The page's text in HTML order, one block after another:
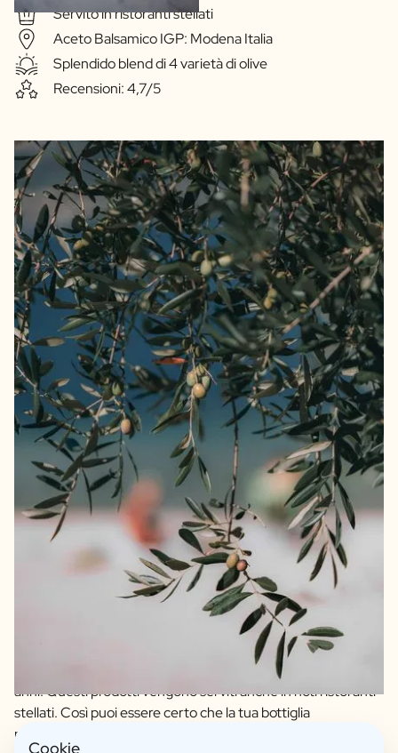
Servito in ristoranti stellati
Aceto Balsamico IGP: Modena Italia
Splendido blend di 4 varietà di olive
Recensioni: 4,7/5
Garantiamo la qualità e offriamo solo prodotti in cui
crediamo pienamente. Il nostro olio d'oliva e aceto balsamico
della massima qualità provengono da agricoltori artigianali di
Spagna e Italia. Il nostro olio d'oliva è un extravergine, blend
di 4 varietà di olive di qualità. L'aceto balsamico è un IGP, il
che indica subito un periodo di invecchiamento di ben 12
anni. Questi prodotti vengono serviti anche in noti ristoranti
stellati. Così puoi essere certo che la tua bottiglia
personalizzata è di alta qualità.
Cookie